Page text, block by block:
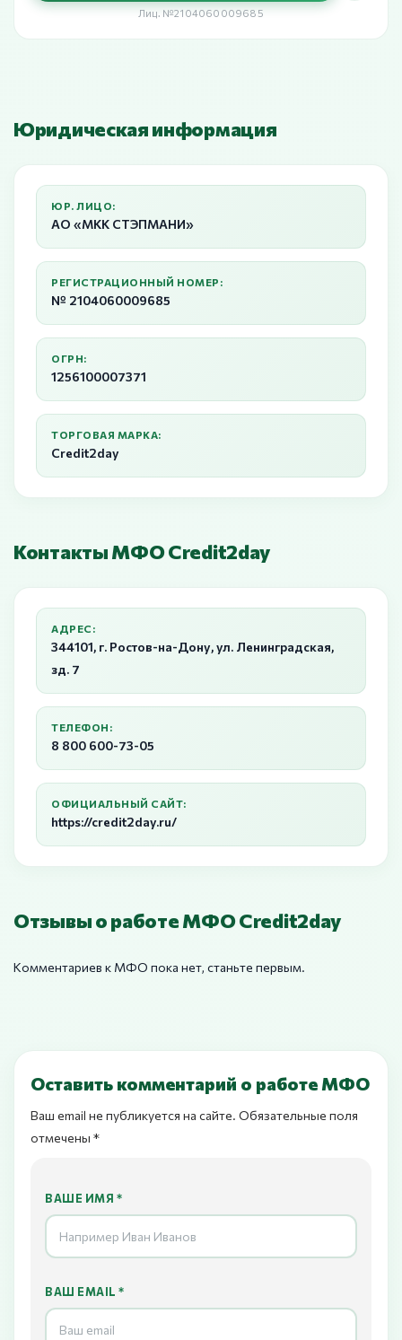
Лиц. №2104060009685
Юридическая информация
ЮР. ЛИЦО:
АО «МКК СТЭПМАНИ»
РЕГИСТРАЦИОННЫЙ НОМЕР:
№ 2104060009685
ОГРН:
1256100007371
ТОРГОВАЯ МАРКА:
Credit2day
Контакты МФО Credit2day
АДРЕС:
344101, г. Ростов-на-Дону, ул. Ленинградская,
зд. 7
ТЕЛЕФОН:
8 800 600-73-05
ОФИЦИАЛЬНЫЙ САЙТ:
https://credit2day.ru/
Отзывы о работе МФО Credit2day
Комментариев к МФО пока нет, станьте первым.
Оставить комментарий о работе МФО
Ваш email не публикуется на сайте. Обязательные поля
отмечены *
ВАШЕ ИМЯ *
ВАШ EMAIL *